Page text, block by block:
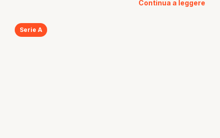
Continua a leggere
Serie A